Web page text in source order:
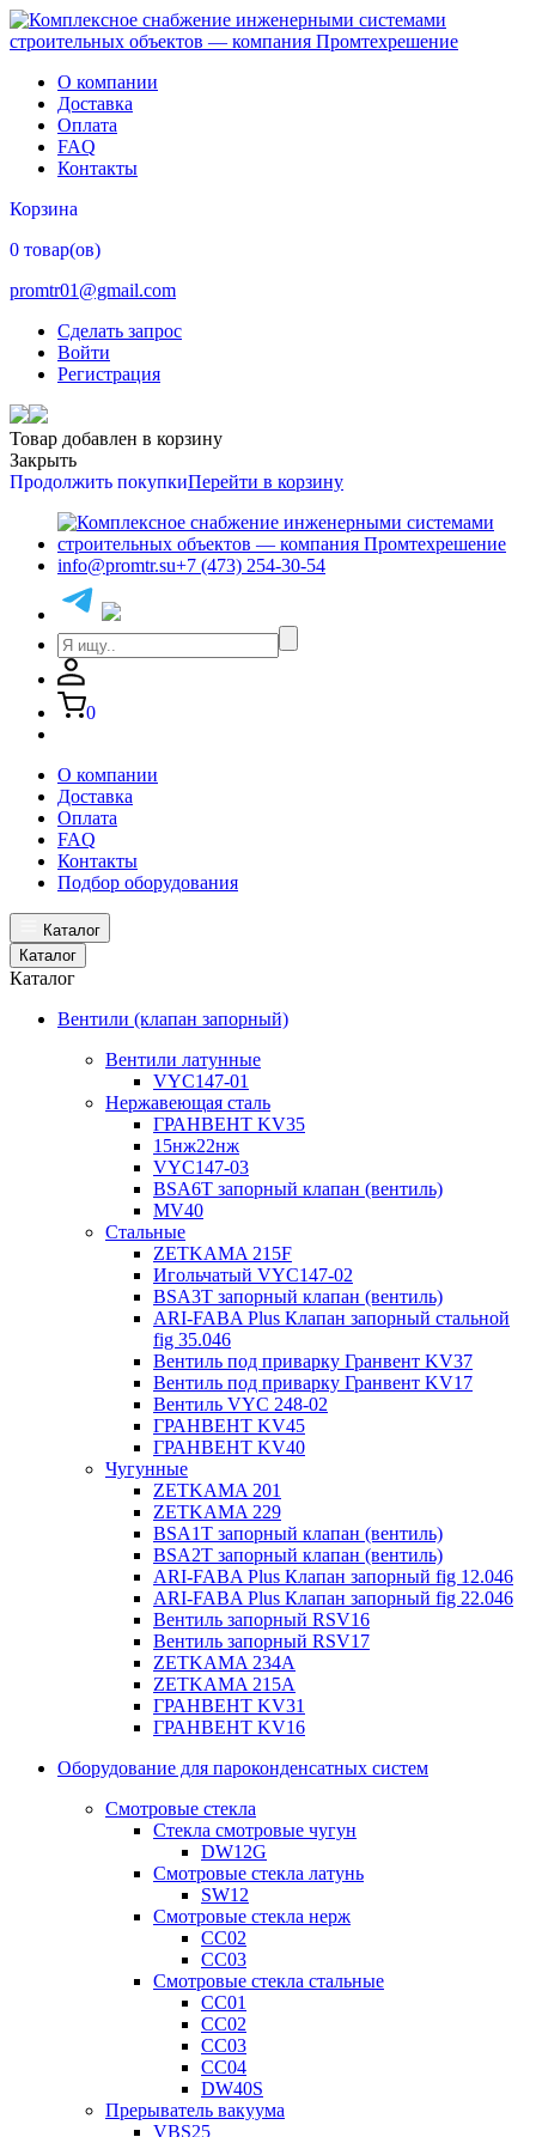
О компании
Доставка
Оплата
FAQ
Контакты
Корзина
0 товар(ов)
promtr01@gmail.com
Сделать запрос
Войти
Регистрация
Товар добавлен в корзину
Закрыть
Продолжить покупкиПерейти в корзину
info@promtr.su+7 (473) 254-30-54
0
О компании
Доставка
Оплата
FAQ
Контакты
Подбор оборудования
Каталог
Каталог
Каталог
Вентили (клапан запорный)
Вентили латунные
VYC147-01
Нержавеющая сталь
ГРАНВЕНТ KV35
15нж22нж
VYC147-03
BSA6T запорный клапан (вентиль)
MV40
Стальные
ZETKAMA 215F
Игольчатый VYC147-02
BSA3T запорный клапан (вентиль)
ARI-FABA Plus Клапан запорный стальной
fig 35.046
Вентиль под приварку Гранвент KV37
Вентиль под приварку Гранвент KV17
Вентиль VYC 248-02
ГРАНВЕНТ KV45
ГРАНВЕНТ KV40
Чугунные
ZETKAMA 201
ZETKAMA 229
BSA1T запорный клапан (вентиль)
BSA2T запорный клапан (вентиль)
ARI-FABA Plus Клапан запорный fig 12.046
ARI-FABA Plus Клапан запорный fig 22.046
Вентиль запорный RSV16
Вентиль запорный RSV17
ZETKAMA 234A
ZETKAMA 215A
ГРАНВЕНТ KV31
ГРАНВЕНТ KV16
Оборудование для пароконденсатных систем
Смотровые стекла
Стекла смотровые чугун
DW12G
Смотровые стекла латунь
SW12
Смотровые стекла нерж
СС02
СС03
Смотровые стекла стальные
СС01
СС02
СС03
СС04
DW40S
Прерыватель вакуума
VBS25